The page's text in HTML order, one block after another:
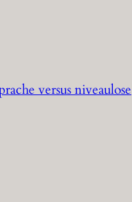
versus niveaulose